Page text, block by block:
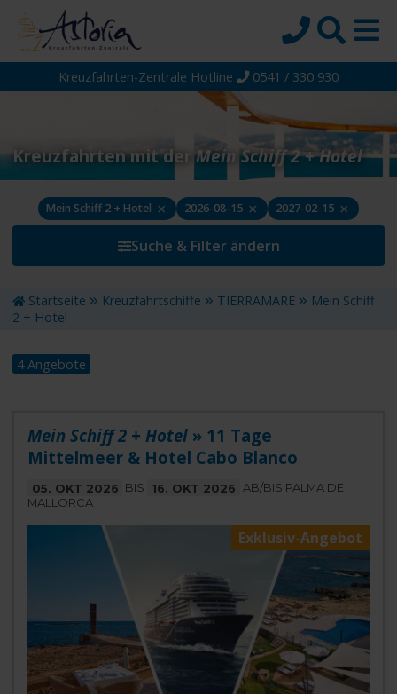
Startseite
Themen
Reedereien
Wissen
Kreuzfahrten-Zentrale Hotline 0541 / 330 930
Kreuzfahrten mit derMein Schiff 2 + Hotel
Suche & Filter ändern
Mein Schiff 2 + Hotel × 2026-08-15 × 2027-02-15 ×
Startseite Kreuzfahrtschiffe TIERRAMARE
Mein Schiff
2 + Hotel
4 Angebote
Mein Schiff 2 + Hotel» 11 Tage
Mittelmeer & Hotel Cabo Blanco
05. OKT 2026 BIS 16. OKT 2026
AB/BIS PALMA DE
MALLORCA
Exklusiv-Angebot